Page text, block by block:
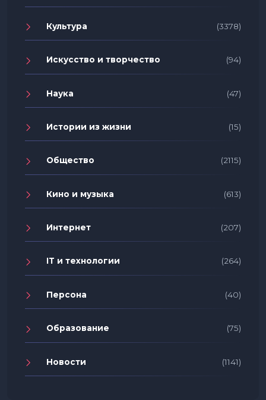
Культура (3378)
Искусство и творчество (94)
Наука (47)
Истории из жизни (15)
Общество (2115)
Кино и музыка (613)
Интернет (207)
IT и технологии (264)
Персона (40)
Образование (75)
Новости (1141)